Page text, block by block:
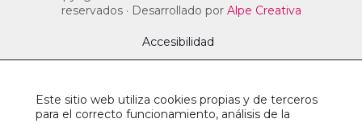
reservados · Desarrollado por Alpe Creativa
Accesibilidad
Aviso legal
Este sitio web utiliza cookies propias y de terceros
para el correcto funcionamiento, análisis de la